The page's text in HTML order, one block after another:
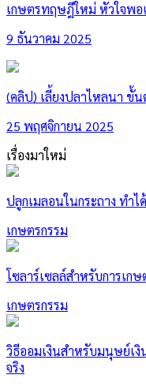
เกษตรทฤษฎีใหม่ หัวใจพอ
9 ธันวาคม 2025
(คลิป) เลี้ยงปลาไหลนา ขั้
25 พฤศจิกายน 2025
เรื่องมาใหม่
ปลูกเมลอนในกระถาง ทำ
เกษตรกรรม
โซลาร์เซลล์สำหรับการเก
เกษตรกรรม
วิธีออมเงินสำหรับมนุษย์เงิ
จริง